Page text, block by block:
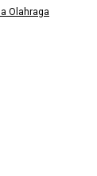
Olahraga